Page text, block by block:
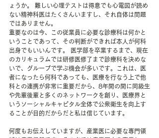
ょうか。 難しい心理テストは得意でも心電図が読め
ない精神科医はたくさんいますし、それ自体は問題
ではありません。
重要なのは今、この従業員に必要な診療科は何かと
いうことであって、その判断ができれば本人が何科
出身でもいいんです。 医学部を卒業するまで、現在
のカリキュラムでは研修医修了まで診療科を決めな
いで、グループで学ぶ機会が多いです。これは、医
者になったら何科であっても、医療を行なう上で他
科との連携が非常に重要だから、8年間の間に同級生
や先輩後輩と多くのネットワークを創り、医療界と
いうソーシャルキャピタル全体で公衆衛生を向上す
ることが目的だからだと私は信じています。
何度もお伝えしていますが、産業医に必要な専門領